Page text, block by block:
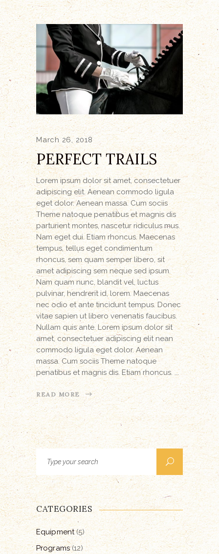
March 26, 2018
PERFECT TRAILS
Lorem ipsum dolor sit amet, consectetuer
adipiscing elit. Aenean commodo ligula
eget dolor. Aenean massa. Cum sociis
Theme natoque penatibus et magnis dis
parturient montes, nascetur ridiculus mus.
Nam eget dui. Etiam rhoncus. Maecenas
tempus, tellus eget condimentum
rhoncus, sem quam semper libero, sit
amet adipiscing sem neque sed ipsum.
Nam quam nunc, blandit vel, luctus
pulvinar, hendrerit id, lorem. Maecenas
nec odio et ante tincidunt tempus. Donec
vitae sapien ut libero venenatis faucibus.
Nullam quis ante. Lorem ipsum dolor sit
amet, consectetuer adipiscing elit nean
commodo ligula eget dolor. Aenean
massa. Cum sociis Theme natoque
penatibus et magnis dis. Etiam rhoncus.
READ MORE
for:
CATEGORIES
Equipment(5)
Programs(12)